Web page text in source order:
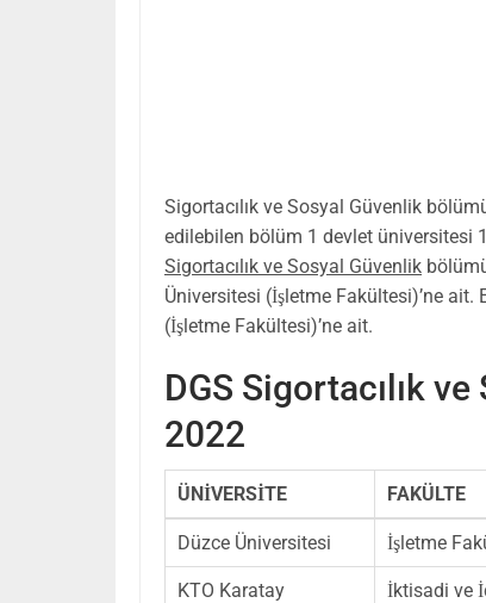
Sigortacılık ve Sosyal Güvenlik
edilebilen bölüm 1 devlet üniversitesi
Sigortacılık ve Sosyal Güvenlik
Üniversitesi (İşletme Fakültesi)’ne ait.
(İşletme Fakültesi)’ne ait.
DGS Sigortacılık
2022
ÜNİVERSİTE FAKÜLTE
Düzce Üniversitesi İşletme
KTO Karatay
İktisadi ve